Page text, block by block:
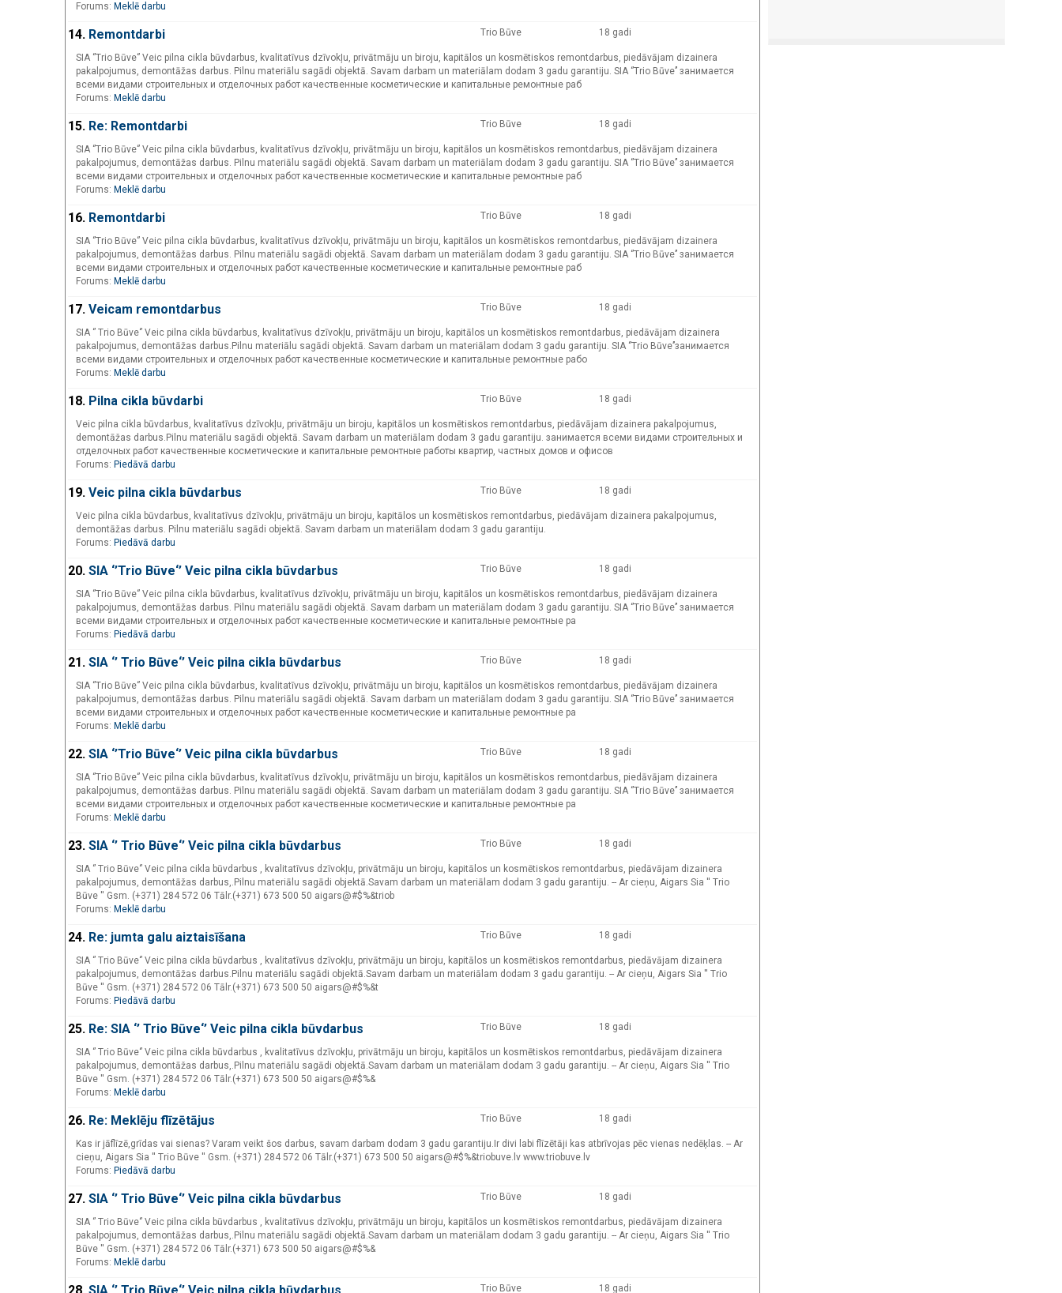
Forums: Meklē darbu
18 gadi
Trio Būve
14. Remontdarbi
SIA ‘’Trio Būve‘’ Veic pilna cikla būvdarbus, kvalitatīvus dzīvokļu, privātmāju un biroju, kapitālos un kosmētiskos remontdarbus, piedāvājam dizainera
pakalpojumus, demontāžas darbus. Pilnu materiālu sagādi objektā. Savam darbam un materiālam dodam 3 gadu garantiju. SIA ‘’Trio Būve’’ занимается
всеми видами строительных и отделочных работ качественные косметические и капитальные ремонтные раб
Forums: Meklē darbu
18 gadi
Trio Būve
15. Re: Remontdarbi
SIA ‘’Trio Būve‘’ Veic pilna cikla būvdarbus, kvalitatīvus dzīvokļu, privātmāju un biroju, kapitālos un kosmētiskos remontdarbus, piedāvājam dizainera
pakalpojumus, demontāžas darbus. Pilnu materiālu sagādi objektā. Savam darbam un materiālam dodam 3 gadu garantiju. SIA ‘’Trio Būve’’ занимается
всеми видами строительных и отделочных работ качественные косметические и капитальные ремонтные раб
Forums: Meklē darbu
18 gadi
Trio Būve
16. Remontdarbi
SIA ‘’Trio Būve‘’ Veic pilna cikla būvdarbus, kvalitatīvus dzīvokļu, privātmāju un biroju, kapitālos un kosmētiskos remontdarbus, piedāvājam dizainera
pakalpojumus, demontāžas darbus. Pilnu materiālu sagādi objektā. Savam darbam un materiālam dodam 3 gadu garantiju. SIA ‘’Trio Būve’’ занимается
всеми видами строительных и отделочных работ качественные косметические и капитальные ремонтные раб
Forums: Meklē darbu
18 gadi
Trio Būve
17. Veicam remontdarbus
SIA ‘’ Trio Būve‘’ Veic pilna cikla būvdarbus, kvalitatīvus dzīvokļu, privātmāju un biroju, kapitālos un kosmētiskos remontdarbus, piedāvājam dizainera
pakalpojumus, demontāžas darbus.Pilnu materiālu sagādi objektā. Savam darbam un materiālam dodam 3 gadu garantiju. SIA ‘’Trio Būve’’занимается
всеми видами строительных и отделочных работ качественные косметические и капитальные ремонтные рабо
Forums: Meklē darbu
18 gadi
Trio Būve
18. Pilna cikla būvdarbi
Veic pilna cikla būvdarbus, kvalitatīvus dzīvokļu, privātmāju un biroju, kapitālos un kosmētiskos remontdarbus, piedāvājam dizainera pakalpojumus,
demontāžas darbus.Pilnu materiālu sagādi objektā. Savam darbam un materiālam dodam 3 gadu garantiju. занимается всеми видами строительных и
отделочных работ качественные косметические и капитальные ремонтные работы квартир, частных домов и офисов
Forums: Piedāvā darbu
18 gadi
Trio Būve
19. Veic pilna cikla būvdarbus
Veic pilna cikla būvdarbus, kvalitatīvus dzīvokļu, privātmāju un biroju, kapitālos un kosmētiskos remontdarbus, piedāvājam dizainera pakalpojumus,
demontāžas darbus. Pilnu materiālu sagādi objektā. Savam darbam un materiālam dodam 3 gadu garantiju.
Forums: Piedāvā darbu
18 gadi
Trio Būve
20. SIA ‘’Trio Būve‘’ Veic pilna cikla būvdarbus
SIA ‘’Trio Būve‘’ Veic pilna cikla būvdarbus, kvalitatīvus dzīvokļu, privātmāju un biroju, kapitālos un kosmētiskos remontdarbus, piedāvājam dizainera
pakalpojumus, demontāžas darbus. Pilnu materiālu sagādi objektā. Savam darbam un materiālam dodam 3 gadu garantiju. SIA ‘’Trio Būve’’ занимается
всеми видами строительных и отделочных работ качественные косметические и капитальные ремонтные ра
Forums: Piedāvā darbu
18 gadi
Trio Būve
21. SIA ‘’ Trio Būve‘’ Veic pilna cikla būvdarbus
SIA ‘’Trio Būve‘’ Veic pilna cikla būvdarbus, kvalitatīvus dzīvokļu, privātmāju un biroju, kapitālos un kosmētiskos remontdarbus, piedāvājam dizainera
pakalpojumus, demontāžas darbus. Pilnu materiālu sagādi objektā. Savam darbam un materiālam dodam 3 gadu garantiju. SIA ‘’Trio Būve’’ занимается
всеми видами строительных и отделочных работ качественные косметические и капитальные ремонтные ра
Forums: Meklē darbu
18 gadi
Trio Būve
22. SIA ‘’Trio Būve‘’ Veic pilna cikla būvdarbus
SIA ‘’Trio Būve‘’ Veic pilna cikla būvdarbus, kvalitatīvus dzīvokļu, privātmāju un biroju, kapitālos un kosmētiskos remontdarbus, piedāvājam dizainera
pakalpojumus, demontāžas darbus. Pilnu materiālu sagādi objektā. Savam darbam un materiālam dodam 3 gadu garantiju. SIA ‘’Trio Būve’’ занимается
всеми видами строительных и отделочных работ качественные косметические и капитальные ремонтные ра
Forums: Meklē darbu
18 gadi
Trio Būve
23. SIA ‘’ Trio Būve‘’ Veic pilna cikla būvdarbus
SIA ‘’ Trio Būve‘’ Veic pilna cikla būvdarbus , kvalitatīvus dzīvokļu, privātmāju un biroju, kapitālos un kosmētiskos remontdarbus, piedāvājam dizainera
pakalpojumus, demontāžas darbus,.Pilnu materiālu sagādi objektā.Savam darbam un materiālam dodam 3 gadu garantiju. -- Ar cieņu, Aigars Sia '' Trio
Būve '' Gsm. (+371) 284 572 06 Tālr.(+371) 673 500 50 aigars@#$%&triob
Forums: Meklē darbu
18 gadi
Trio Būve
24. Re: jumta galu aiztaisīšana
SIA ‘’ Trio Būve‘’ Veic pilna cikla būvdarbus , kvalitatīvus dzīvokļu, privātmāju un biroju, kapitālos un kosmētiskos remontdarbus, piedāvājam dizainera
pakalpojumus, demontāžas darbus.Pilnu materiālu sagādi objektā.Savam darbam un materiālam dodam 3 gadu garantiju. -- Ar cieņu, Aigars Sia '' Trio
Būve '' Gsm. (+371) 284 572 06 Tālr.(+371) 673 500 50 aigars@#$%&t
Forums: Piedāvā darbu
18 gadi
Trio Būve
25. Re: SIA ‘’ Trio Būve‘’ Veic pilna cikla būvdarbus
SIA ‘’ Trio Būve‘’ Veic pilna cikla būvdarbus , kvalitatīvus dzīvokļu, privātmāju un biroju, kapitālos un kosmētiskos remontdarbus, piedāvājam dizainera
pakalpojumus, demontāžas darbus,.Pilnu materiālu sagādi objektā.Savam darbam un materiālam dodam 3 gadu garantiju. -- Ar cieņu, Aigars Sia '' Trio
Būve '' Gsm. (+371) 284 572 06 Tālr.(+371) 673 500 50 aigars@#$%&
Forums: Meklē darbu
18 gadi
Trio Būve
26. Re: Meklēju flīzētājus
Kas ir jāflīzē,grīdas vai sienas? Varam veikt šos darbus, savam darbam dodam 3 gadu garantiju.Ir divi labi flīzētāji kas atbrīvojas pēc vienas nedēķlas. -- Ar
cieņu, Aigars Sia '' Trio Būve '' Gsm. (+371) 284 572 06 Tālr.(+371) 673 500 50 aigars@#$%&triobuve.lv www.triobuve.lv
Forums: Piedāvā darbu
18 gadi
Trio Būve
27. SIA ‘’ Trio Būve‘’ Veic pilna cikla būvdarbus
SIA ‘’ Trio Būve‘’ Veic pilna cikla būvdarbus , kvalitatīvus dzīvokļu, privātmāju un biroju, kapitālos un kosmētiskos remontdarbus, piedāvājam dizainera
pakalpojumus, demontāžas darbus,.Pilnu materiālu sagādi objektā.Savam darbam un materiālam dodam 3 gadu garantiju. -- Ar cieņu, Aigars Sia '' Trio
Būve '' Gsm. (+371) 284 572 06 Tālr.(+371) 673 500 50 aigars@#$%&
Forums: Meklē darbu
18 gadi
Trio Būve